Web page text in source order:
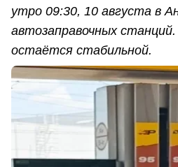
утро 09:30, 10 августа в
автозаправочных
остаётся стабильной.